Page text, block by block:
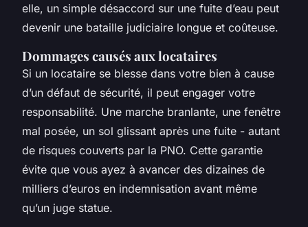
elle, un simple désaccord sur une fuite d’eau peut
devenir une bataille judiciaire longue et coûteuse.
Dommages causés aux locataires
Si un locataire se blesse dans votre bien à cause
d’un défaut de sécurité, il peut engager votre
responsabilité. Une marche branlante, une fenêtre
mal posée, un sol glissant après une fuite - autant
de risques couverts par la PNO. Cette garantie
évite que vous ayez à avancer des dizaines de
milliers d’euros en indemnisation avant même
qu’un juge statue.